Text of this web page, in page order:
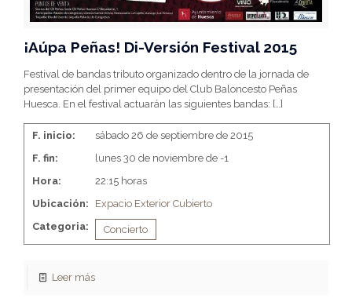
¡Aúpa Peñas! Di-Versión Festival 2015
Festival de bandas tributo organizado dentro de la jornada de
presentación del primer equipo del Club Baloncesto Peñas
Huesca. En el festival actuarán las siguientes bandas: […]
F. inicio:
sábado 26 de septiembre de 2015
F. fin:
lunes 30 de noviembre de -1
Hora:
22:15 horas
Ubicación:
Expacio Exterior Cubierto
Categoria:
Concierto
Leer más